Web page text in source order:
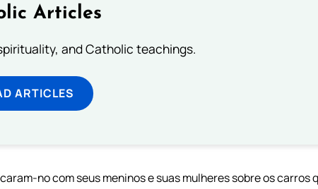
Articles
and Catholic teachings.
ARTICLES
no com seus meninos e suas mulheres sobre os carros